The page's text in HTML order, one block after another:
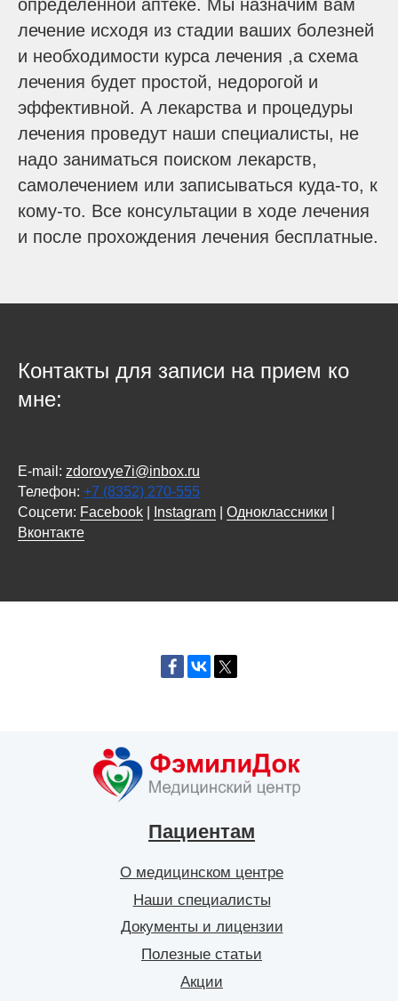
определенной аптеке. Мы назначим вам
лечение исходя из стадии ваших болезней
и необходимости курса лечения ,а схема
лечения будет простой, недорогой и
эффективной. А лекарства и процедуры
лечения проведут наши специалисты, не
надо заниматься поиском лекарств,
самолечением или записываться куда-то, к
кому-то. Все консультации в ходе лечения
и после прохождения лечения бесплатные.
Контакты для записи на прием ко
мне:
E-mail: zdorovye7i@inbox.ru
Телефон: +7 (8352) 270-555
Соцсети: Facebook Instagram Одноклассники
Вконтакте
О медицинском центре
Документы и лицензии
Наши специалисты
Полезные статьи
Пациентам
Акции